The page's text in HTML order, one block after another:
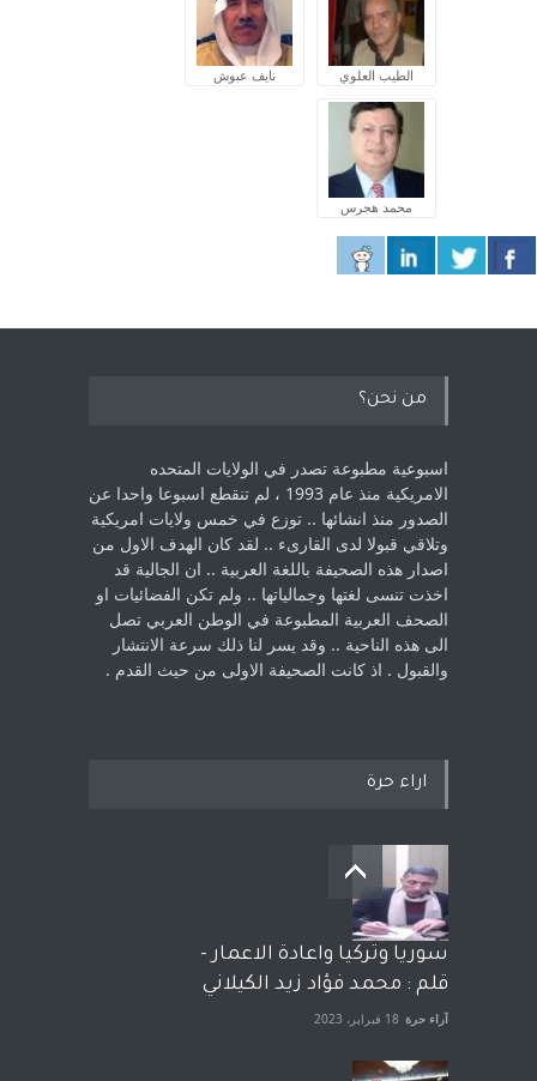
الطيب العلوي نايف عبوش
محمد هجرس
من نحن؟
اسبوعية مطبوعة تصدر في الولايات المتحده
الامريكية منذ عام 1993 ، لم ‏تنقطع اسبوعا واحدا عن
الصدور منذ انشائها .. توزع في خمس ولايات امريكية
‏وتلاقي قبولا لدى القارىء ..‏ لقد كان الهدف الاول من
اصدار هذه الصحيفة باللغة العربية .. ان الجالية قد
اخذت ‏تنسى لغتها وجمالياتها .. ولم تكن الفضائيات او
الصحف العربية المطبوعة في الوطن ‏العربي تصل
الى هذه الناحية .. وقد يسر لنا ذلك سرعة الانتشار
والقبول . اذ كانت ‏الصحيفة الاولى من حيث القدم . ‏
اراء حرة
سوريا وتركيا واعادة الاعمار -
قلم : محمد فؤاد زيد الكيلاني
آراء حرة 18 فبراير، 2023